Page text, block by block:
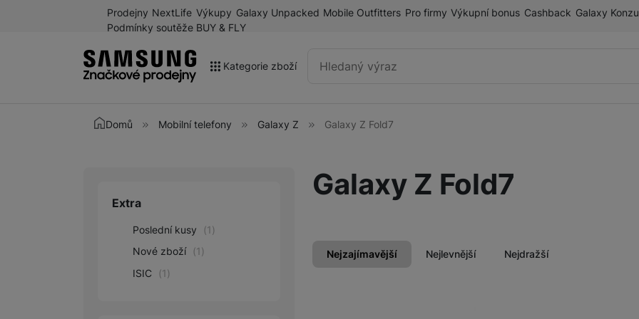
Prodejny NextLife Výkupy Galaxy Unpacked Mobile Outfitters Pro firmy Výkupní bonus Cashback Galaxy
Podmínky soutěže BUY & FLY
Vyhledávání
Kategorie zboží
Akce
Mobilní telefony
Galaxy S26+
Galaxy S25 Ultra
Chytré hodinky
Domů Mobilní telefony Galaxy Z Galaxy Z Fold7
Galaxy Z Fold7
Nejzajímavější Nejlevnější Nejdražší
Upřesnit parametry
Extra
Poslední kusy (1)
Nové zboží (1)
ISIC
(1)